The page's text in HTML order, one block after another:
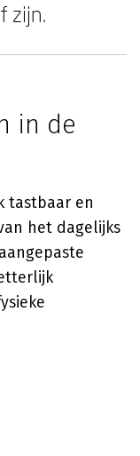
zijn.
in de
tastbaar en
het dagelijks